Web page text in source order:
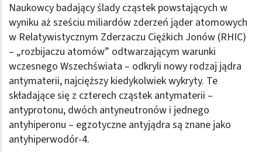
Naukowcy badający ślady cząstek powstających w
wyniku aż sześciu miliardów zderzeń jąder atomowych
w Relatywistycznym Zderzaczu Ciężkich Jonów (RHIC)
– „rozbijaczu atomów” odtwarzającym warunki
wczesnego Wszechświata – odkryli nowy rodzaj jądra
antymaterii, najcięższy kiedykolwiek wykryty. Te
składające się z czterech cząstek antymaterii –
antyprotonu, dwóch antyneutronów i jednego
antyhiperonu – egzotyczne antyjądra są znane jako
antyhiperwodór-4.